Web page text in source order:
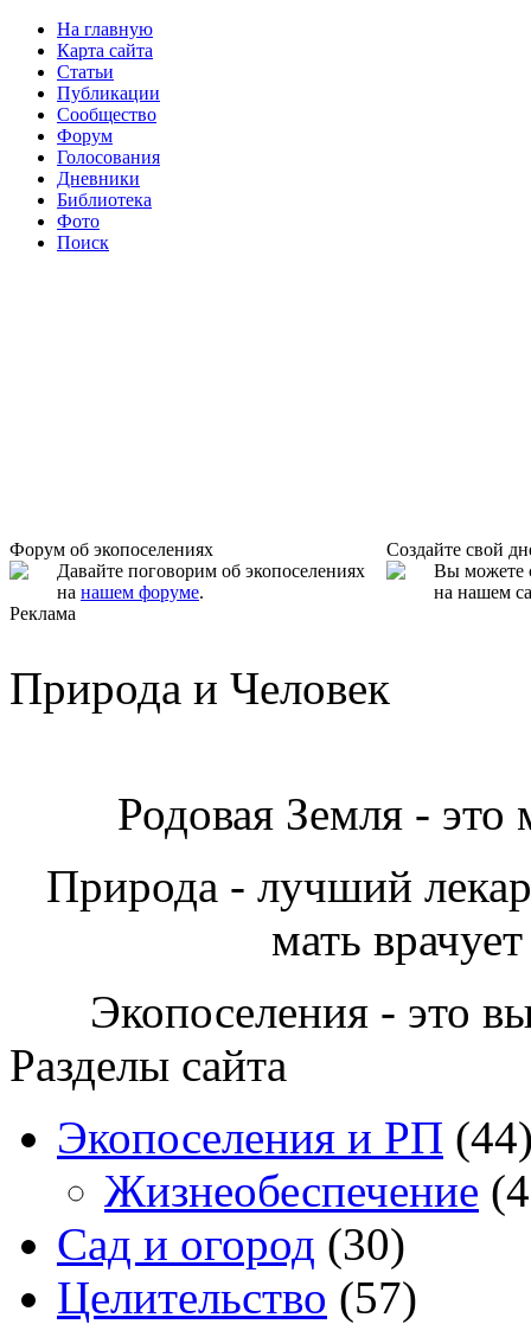
На главную
Карта сайта
Статьи
Публикации
Сообщество
Форум
Голосования
Дневники
Библиотека
Фото
Поиск
Форум об экопоселениях
Давайте поговорим об экопоселениях
на нашем форуме.
Создайте свой
Вы можете
на нашем
Реклама
Природа и Человек
Родовая Земля - это
Природа - лучший
мать
Экопоселения - это
Разделы сайта
Экопоселения и РП
Жизнеобеспечение
Сад и огород (30)
Целительство (57)